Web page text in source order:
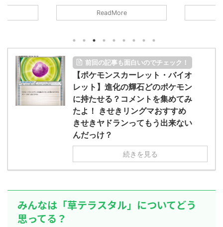
のス
リージョ
ただダグト
れたウミト
ん0702
た！ (ﾜｯﾁ
みんなは「エクスレッグ」についてど
う思ってる？ 初めの記事 元のス
た！ (ﾜｯﾁｮｲW d56d-NwUu)
2023/06/28(水)
01:07:00.69ID:oUI00NrJ0 エクスレ
ッグヘルムかっこいいから助かる 名
無しさん0971 0971 名無しさん、君に
決めた！ (ﾜｯﾁｮｲW b524-NwUu)
2023/06/28(水 ...
ReadMore
トラさ
る人さん
に決めた！
2023/06/
たラウドボ
しさん0624
決めた！ (ﾜ
前回の記事も面白いのでチェック！
【ポケモンスカーレット・バイオ
レット】進化の輝石どのポケモン
に持たせる？コメントを集めてみ
たよ！ きせきリングマおすすめ
きせきヤドランってもう出来ない
んだっけ？
続きを見る
みんなは「草テラスタル」についてどう
思ってる？